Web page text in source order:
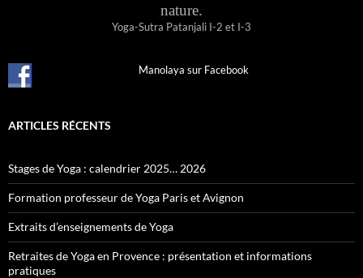
nature.
Yoga-Sutra Patanjali I-2 et I-3
Manolaya sur Facebook
ARTICLES RÉCENTS
Stages de Yoga : calendrier 2025… 2026
Formation professeur de Yoga Paris et Avignon
Extraits d’enseignements de Yoga
Retraites de Yoga en Provence : présentation et informations
pratiques